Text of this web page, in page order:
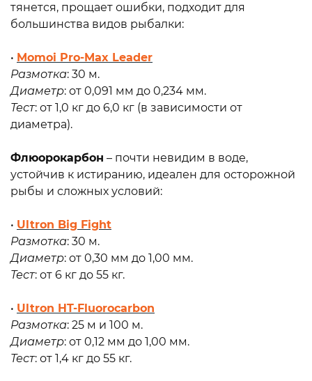
тянется, прощает ошибки, подходит для
большинства видов рыбалки:
• Momoi Pro-Max Leader
Размотка: 30 м.
Диаметр: от 0,091 мм до 0,234 мм.
Тест: от 1,0 кг до 6,0 кг (в зависимости от
диаметра).
Флюорокарбон – почти невидим в воде,
устойчив к истиранию, идеален для осторожной
рыбы и сложных условий:
• Ultron Big Fight
Размотка: 30 м.
Диаметр: от 0,30 мм до 1,00 мм.
Тест: от 6 кг до 55 кг.
• Ultron HT-Fluorocarbon
Размотка: 25 м и 100 м.
Диаметр: от 0,12 мм до 1,00 мм.
Тест: от 1,4 кг до 55 кг.